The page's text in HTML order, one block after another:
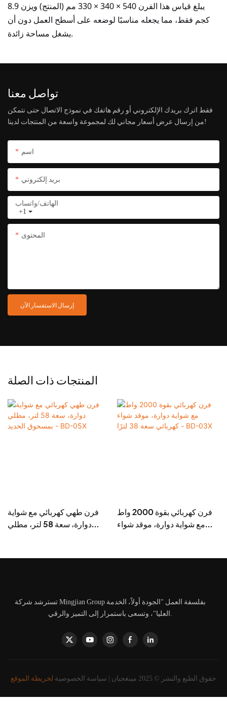
يبلغ قياس هذا الفرن 540 × 340 × 330 مم (المنتج) ويزن 8.9
كجم فقط، مما يجعله مناسبًا لوضعه على أسطح العمل دون أن
يشغل مساحة زائدة.
تواصل معنا
فقط اترك بريدك الإلكتروني أو رقم هاتفك في نموذج الاتصال حتى نتمكن
من إرسال عرض أسعار مجاني لك لمجموعة واسعة من المنتجات لدينا!
اسم
بريد إلكتروني
+1
الهاتف/واتساب
المحتوى
إرسال الاستفسار الآن
المنتجات ذات الصلة
فرن طهي كهربائي مع شواية
دوارة، سعة 58 لتر، مطلي
فرن كهربائي بقوة 2000 واط
مع شواية دوارة، موقد شواء
تسترشد شركة Mingjian Group بفلسفة العمل "الجودة أولاً، الخدمة
حقوق الطبع والنشر © 2025 مينغجيان | سياسة الخصوصية لخريطة الموقع